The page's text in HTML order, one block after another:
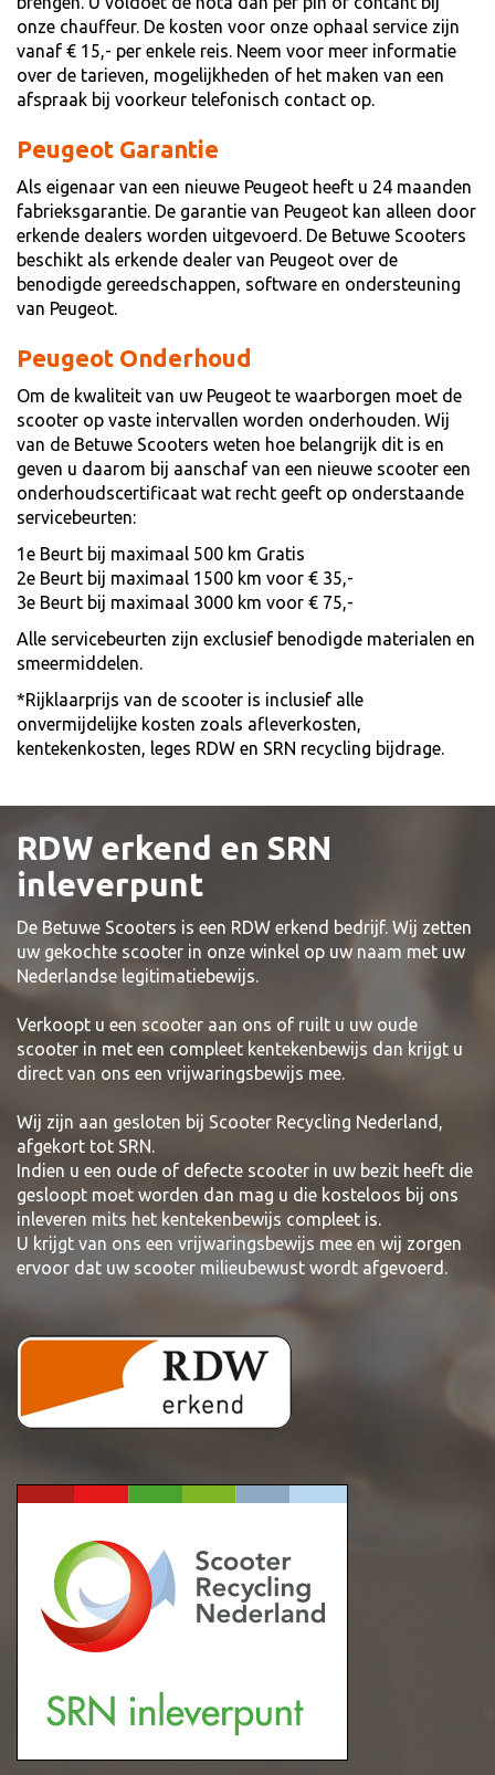
onze chauffeur. De kosten voor onze ophaal service zijn
vanaf € 15,- per enkele reis. Neem voor meer informatie
over de tarieven, mogelijkheden of het maken van een
afspraak bij voorkeur telefonisch contact op.
Peugeot Garantie
Als eigenaar van een nieuwe Peugeot heeft u 24 maanden
fabrieksgarantie. De garantie van Peugeot kan alleen door
erkende dealers worden uitgevoerd. De Betuwe Scooters
beschikt als erkende dealer van Peugeot over de
benodigde gereedschappen, software en ondersteuning
van Peugeot.
Peugeot Onderhoud
Om de kwaliteit van uw Peugeot te waarborgen moet de
scooter op vaste intervallen worden onderhouden. Wij
van de Betuwe Scooters weten hoe belangrijk dit is en
geven u daarom bij aanschaf van een nieuwe scooter een
onderhoudscertificaat wat recht geeft op onderstaande
servicebeurten:
1e Beurt bij maximaal 500 km Gratis
2e Beurt bij maximaal 1500 km voor € 35,-
3e Beurt bij maximaal 3000 km voor € 75,-
Alle servicebeurten zijn exclusief benodigde materialen en
smeermiddelen.
*Rijklaarprijs van de scooter is inclusief alle
onvermijdelijke kosten zoals afleverkosten,
kentekenkosten, leges RDW en SRN recycling bijdrage.
RDW erkend en SRN
inleverpunt
De Betuwe Scooters is een RDW erkend bedrijf. Wij zetten
uw gekochte scooter in onze winkel op uw naam met uw
Nederlandse legitimatiebewijs.
Verkoopt u een scooter aan ons of ruilt u uw oude
scooter in met een compleet kentekenbewijs dan krijgt u
direct van ons een vrijwaringsbewijs mee.
Wij zijn aan gesloten bij Scooter Recycling Nederland,
afgekort tot SRN.
Indien u een oude of defecte scooter in uw bezit heeft die
gesloopt moet worden dan mag u die kosteloos bij ons
inleveren mits het kentekenbewijs compleet is.
U krijgt van ons een vrijwaringsbewijs mee en wij zorgen
ervoor dat uw scooter milieubewust wordt afgevoerd.